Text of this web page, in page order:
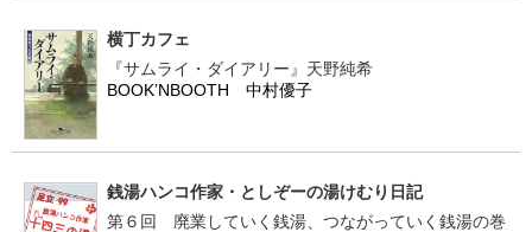
横丁カフェ
『サムライ・ダイアリー』天野純希
BOOK’NBOOTH 中村優子
銭湯ハンコ作家・としぞーの湯けむり日記
第６回 廃業していく銭湯、つながっていく銭湯の巻